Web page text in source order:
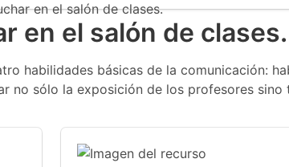
en el salón de clases.
en el salón de clases.
habilidades básicas de la comunicación:
no sólo la exposición de los profesores